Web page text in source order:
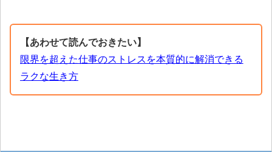
【あわせて読んでおきたい】
限界を超えた仕事のストレスを本質的に解消できる
ラクな生き方